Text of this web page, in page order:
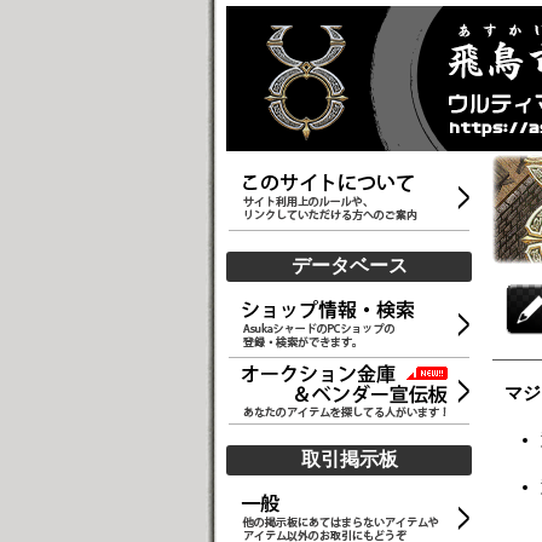
データベース
取引掲示板
マ